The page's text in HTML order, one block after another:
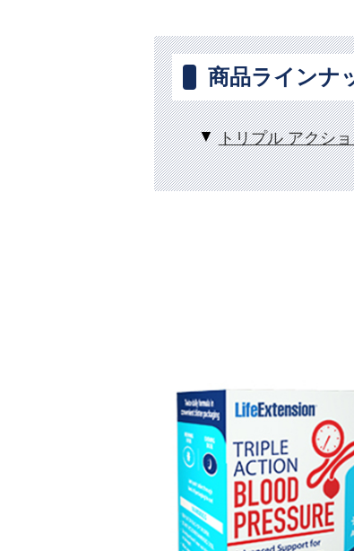
商品ラインナ
トリプル アクシ